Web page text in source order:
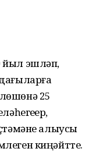
йыл эшләп,
25
алыусы
киңәйтте.